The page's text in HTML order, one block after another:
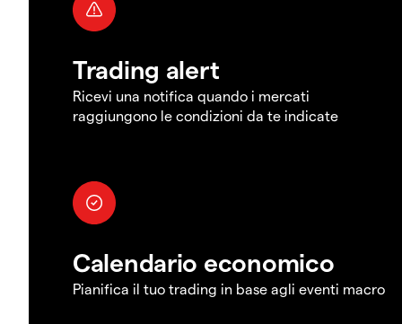
Trading alert
Ricevi una notifica quando i mercati
raggiungono le condizioni da te indicate
Calendario economico
Pianifica il tuo trading in base agli eventi macro